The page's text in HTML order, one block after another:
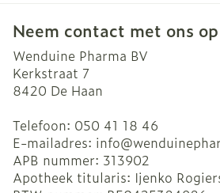
Neem contact met ons op
Wenduine Pharma BV
Kerkstraat 7
8420 De Haan
Telefoon: 050 41 18 46
E-mailadres: info@
APB nummer: 313902
Apotheek titularis: Ijenko